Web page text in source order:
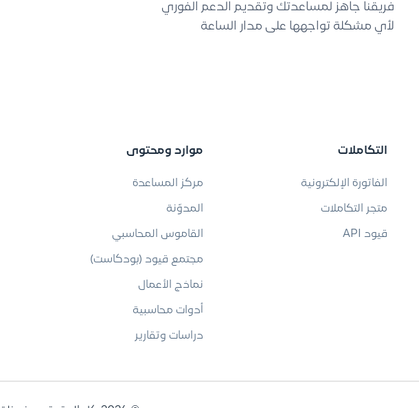
فريقنا جاهز لمساعدتك وتقديم الدعم الفوري
لأي مشكلة تواجهها على مدار الساعة
التكاملات
الفاتورة الإلكترونية
متجر التكاملات
قيود API
موارد ومحتوى
مركز المساعدة
المدوّنة
القاموس المحاسبي
مجتمع قيود (بودكاست)
نماذج الأعمال
أدوات محاسبية
دراسات وتقارير